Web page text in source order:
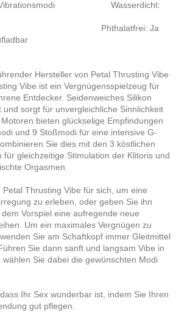
Vibrationsmodi Wasserdicht:
Phthalatfrei: Ja
Hersteller von Petal Thrusting Vibe
Vibe ist ein Vergnügensspielzeug für
Entdecker. Seidenweiches Silikon
und sorgt für unvergleichliche Sinnlichkeit
bieten glückselige Empfindungen
und 9 Stoßmodi für eine intensive G-
Sie dies mit den 3 köstlichen
für gleichzeitige Stimulation der Klitoris und
Orgasmen.
Petal Thrusting Vibe für sich, um eine
zu erleben, oder geben Sie ihn
Vorspiel eine aufregende neue
Um ein maximales Vergnügen zu
Sie am Schaftkopf immer Gleitmittel
Sie dann sanft und langsam Vibe in
wählen Sie dabei die gewünschten Modi
Ihr Sex wunderbar ist, indem Sie Ihren
gut pflegen.